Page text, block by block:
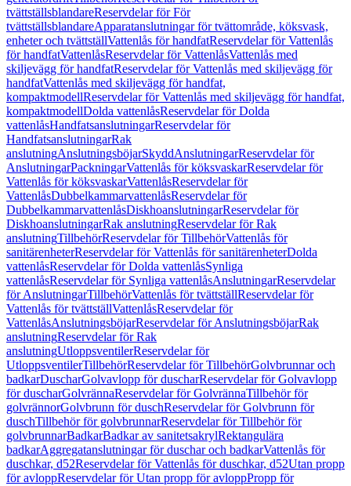
tvättställsblandareReservdelar för För
tvättställsblandareApparatanslutningar för tvättområde, köksvask,
enheter och tvättställVattenlås för handfatReservdelar för Vattenlås
för handfatVattenlåsReservdelar för VattenlåsVattenlås med
skiljevägg för handfatReservdelar för Vattenlås med skiljevägg för
handfatVattenlås med skiljevägg för handfat,
kompaktmodellReservdelar för Vattenlås med skiljevägg för handfat,
kompaktmodellDolda vattenlåsReservdelar för Dolda
vattenlåsHandfatsanslutningarReservdelar för
HandfatsanslutningarRak
anslutningAnslutningsböjarSkyddAnslutningarReservdelar för
AnslutningarPackningarVattenlås för köksvaskarReservdelar för
Vattenlås för köksvaskarVattenlåsReservdelar för
VattenlåsDubbelkammarvattenlåsReservdelar för
DubbelkammarvattenlåsDiskhoanslutningarReservdelar för
DiskhoanslutningarRak anslutningReservdelar för Rak
anslutningTillbehörReservdelar för TillbehörVattenlås för
sanitärenheterReservdelar för Vattenlås för sanitärenheterDolda
vattenlåsReservdelar för Dolda vattenlåsSynliga
vattenlåsReservdelar för Synliga vattenlåsAnslutningarReservdelar
för AnslutningarTillbehörVattenlås för tvättställReservdelar för
Vattenlås för tvättställVattenlåsReservdelar för
VattenlåsAnslutningsböjarReservdelar för AnslutningsböjarRak
anslutningReservdelar för Rak
anslutningUtloppsventilerReservdelar för
UtloppsventilerTillbehörReservdelar för TillbehörGolvbrunnar och
badkarDuscharGolvavlopp för duscharReservdelar för Golvavlopp
för duscharGolvrännaReservdelar för GolvrännaTillbehör för
golvrännorGolvbrunn för duschReservdelar för Golvbrunn för
duschTillbehör för golvbrunnarReservdelar för Tillbehör för
golvbrunnarBadkarBadkar av sanitetsakrylRektangulära
badkarAggregatanslutningar för duschar och badkarVattenlås för
duschkar, d52Reservdelar för Vattenlås för duschkar, d52Utan propp
för avloppReservdelar för Utan propp för avloppPropp för